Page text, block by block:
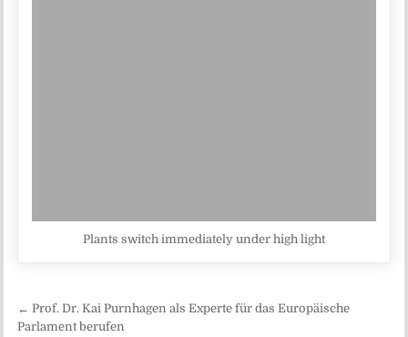
Plants switch immediately under high light
Beitragsnavigation
← Prof. Dr. Kai Purnhagen als Experte für das Europäische
Parlament berufen